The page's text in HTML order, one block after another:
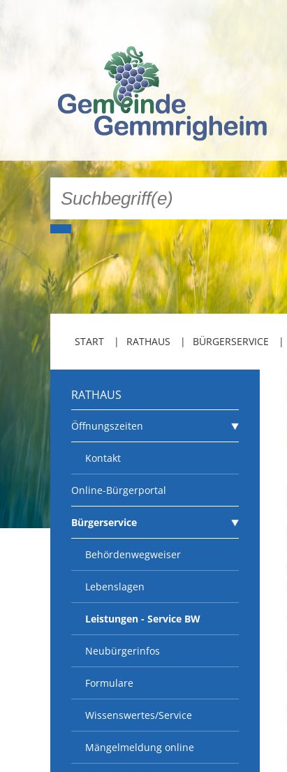
START RATHAUS BÜRGERSERVICE
RATHAUS
Öffnungszeiten
Kontakt
Online-Bürgerportal
Bürgerservice
Behördenwegweiser
Lebenslagen
Leistungen - Service BW
Neubürgerinfos
Formulare
Wissenswertes/Service
Mängelmeldung online